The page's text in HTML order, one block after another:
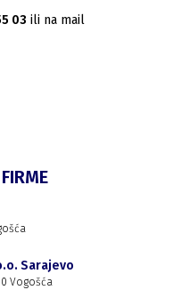
03 ili na mail
Sarajevo
Vogošća